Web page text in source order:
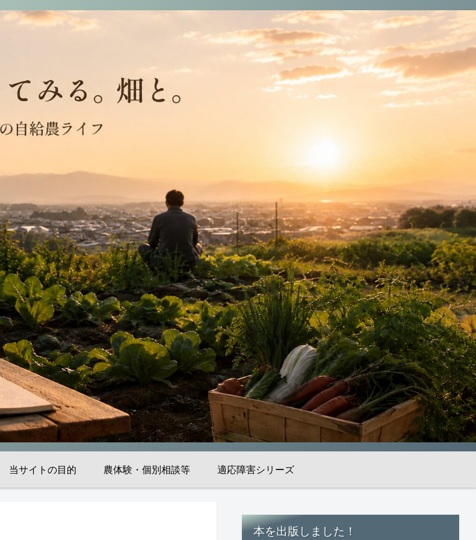
当サイトの目的 農体験・個別相談等 適応障害シリーズ
本を出版しました！